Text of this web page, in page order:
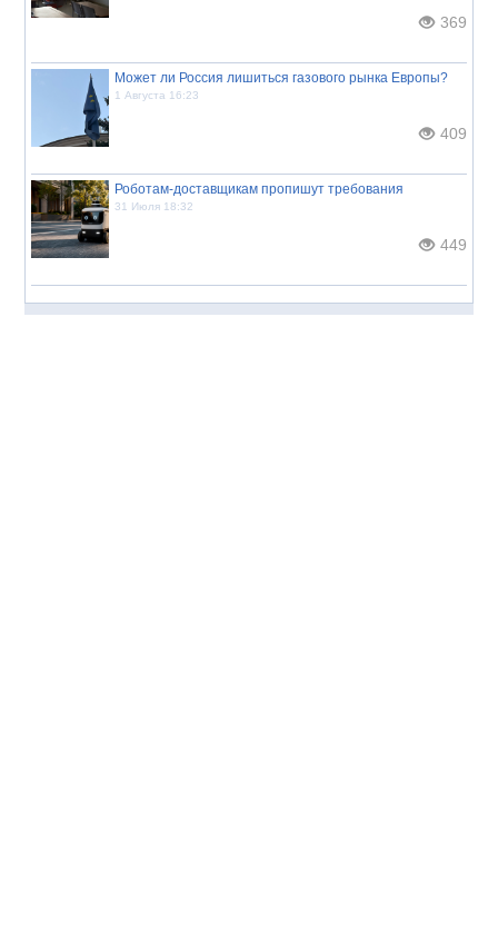
369
Может ли Россия лишиться газового рынка Европы?
1 Августа 16:23
409
Роботам-доставщикам пропишут требования
31 Июля 18:32
449